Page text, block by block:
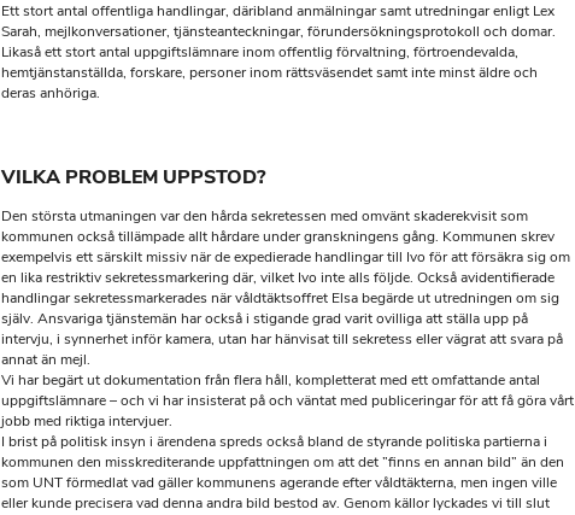
Ett stort antal offentliga handlingar, däribland anmälningar samt utredningar enligt Lex
Sarah, mejlkonversationer, tjänsteanteckningar, förundersökningsprotokoll och domar.
Likaså ett stort antal uppgiftslämnare inom offentlig förvaltning, förtroendevalda,
hemtjänstanställda, forskare, personer inom rättsväsendet samt inte minst äldre och
deras anhöriga.
VILKA PROBLEM UPPSTOD?
Den största utmaningen var den hårda sekretessen med omvänt skaderekvisit som
kommunen också tillämpade allt hårdare under granskningens gång. Kommunen skrev
exempelvis ett särskilt missiv när de expedierade handlingar till Ivo för att försäkra sig om
en lika restriktiv sekretessmarkering där, vilket Ivo inte alls följde. Också avidentifierade
handlingar sekretessmarkerades när våldtäktsoffret Elsa begärde ut utredningen om sig
själv. Ansvariga tjänstemän har också i stigande grad varit ovilliga att ställa upp på
intervju, i synnerhet inför kamera, utan har hänvisat till sekretess eller vägrat att svara på
annat än mejl.
Vi har begärt ut dokumentation från flera håll, kompletterat med ett omfattande antal
uppgiftslämnare – och vi har insisterat på och väntat med publiceringar för att få göra vårt
jobb med riktiga intervjuer.
I brist på politisk insyn i ärendena spreds också bland de styrande politiska partierna i
kommunen den misskrediterande uppfattningen om att det ”finns en annan bild” än den
som UNT förmedlat vad gäller kommunens agerande efter våldtäkterna, men ingen ville
eller kunde precisera vad denna andra bild bestod av. Genom källor lyckades vi till slut